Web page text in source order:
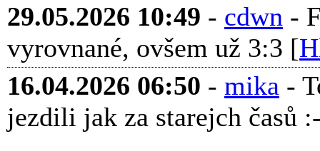
29.05.2026 10:49 - cdwn -
vyrovnané, ovšem už 3:3 [
16.04.2026 06:50 - mika -
jezdili jak za starejch časů